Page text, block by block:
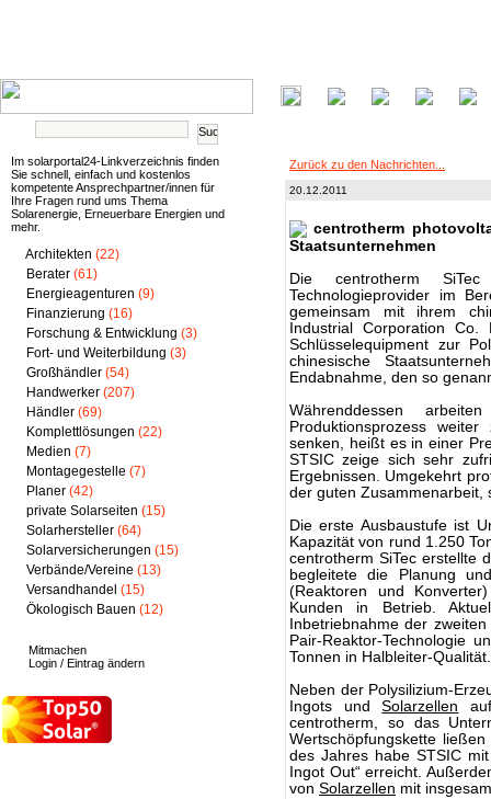
Im solarportal24-Linkverzeichnis finden
Sie schnell, einfach und kostenlos
kompetente Ansprechpartner/innen für
Ihre Fragen rund ums Thema
Solarenergie, Erneuerbare Energien und
mehr.
Architekten (22)
Berater (61)
Energieagenturen (9)
Finanzierung (16)
Forschung & Entwicklung (3)
Fort- und Weiterbildung (3)
Großhändler (54)
Handwerker (207)
Händler (69)
Komplettlösungen (22)
Medien (7)
Montagegestelle (7)
Planer (42)
private Solarseiten (15)
Solarhersteller (64)
Solarversicherungen (15)
Verbände/Vereine (13)
Versandhandel (15)
Ökologisch Bauen (12)
Mitmachen
Login / Eintrag ändern
Zurück zu den Nachrichten...
20.12.2011
centrotherm
Staatsunternehmen
Die centrotherm
Technologieprovider im
gemeinsam mit ihrem
Industrial Corporation
Schlüsselequipment zur
chinesische
Endabnahme, den so
Währenddessen
Produktionsprozess
senken, heißt es in einer
STSIC zeige sich sehr
Ergebnissen. Umgekehrt
der guten Zusammenarbeit,
Die erste Ausbaustufe ist
Kapazität von rund 1.250
centrotherm SiTec erstellte
begleitete die Planung
(Reaktoren und
Kunden in Betrieb.
Inbetriebnahme der
Pair-Reaktor-Technologie
Tonnen in Halbleiter-Qualität.
Neben der Polysilizium-
Ingots undSolarzellen
centrotherm, so das
Wertschöpfungskette
des Jahres habe STSIC
Ingot Out“ erreicht.
von Solarzellen mit